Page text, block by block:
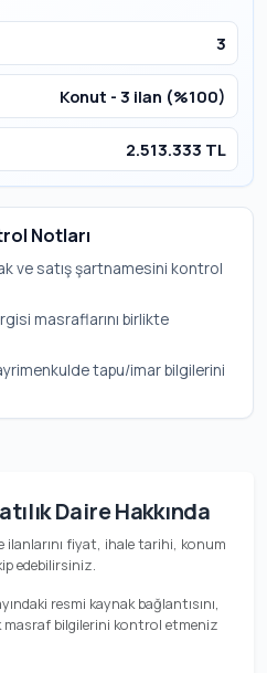
3
Konut - 3 ilan (%100)
2.513.333 TL
Notları
ve satış şartnamesini kontrol
masraflarını birlikte
tapu/imar bilgilerini
Daire Hakkında
ilanlarını fiyat, ihale tarihi, konum
edebilirsiniz.
resmi kaynak bağlantısını,
masraf bilgilerini kontrol etmeniz